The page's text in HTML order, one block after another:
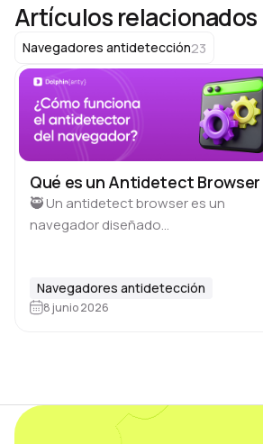
Artículos relacionados
Navegadores antidetección23
Qué es un Antidetect Browser
🥷 Un antidetect browser es un
navegador diseñado
ejecutar decenas o incluso cientos
de perfiles aislados en un mismo
Navegadores antidetección
8 junio 2026